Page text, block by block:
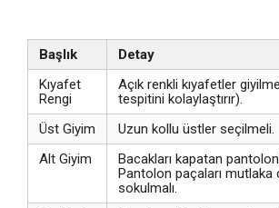
Başlık
Detay
Kıyafet
Rengi
Açık renkli kıyafetler
tespitini kolaylaştırır).
Üst Giyim
Uzun kollu üstler seçilmeli.
Alt Giyim
Bacakları kapatan
Pantolon paçaları mutlaka
sokulmalı.